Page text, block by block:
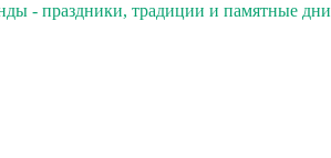
- праздники, традиции и памятные дни